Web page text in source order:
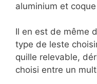
aluminium et
Il en est de même
type de leste
quille relevable,
choisi entre un